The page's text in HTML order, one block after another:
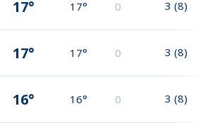
17° 17° 0 3 (8)
17° 17° 0 3 (8)
16° 16° 0 3 (8)